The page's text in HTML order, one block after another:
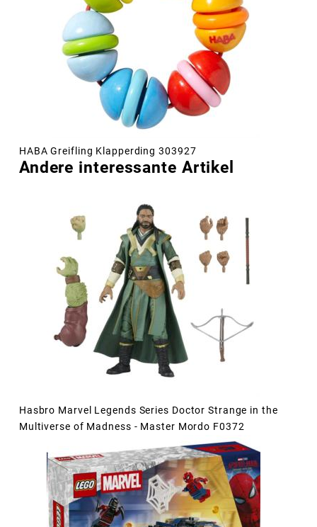
HABA Greifling Klapperding 303927
Andere interessante Artikel
Hasbro Marvel Legends Series Doctor Strange in the
Multiverse of Madness - Master Mordo F0372